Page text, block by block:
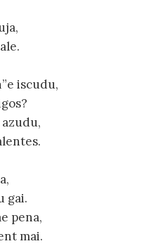
iscudu,
gai.
pena,
mai.